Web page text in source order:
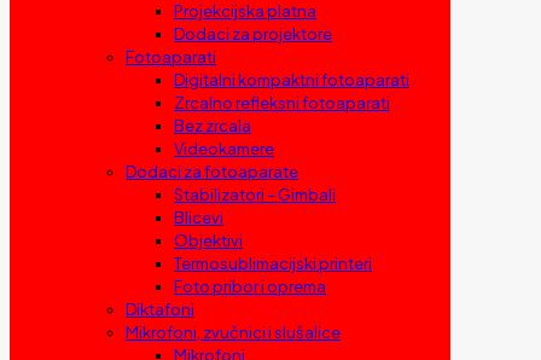
Projekcijska platna
Dodaci za projektore
Fotoaparati
Digitalni kompaktni fotoaparati
Zrcalno refleksni fotoaparati
Bez zrcala
Videokamere
Dodaci za fotoaparate
Stabilizatori – Gimbali
Blicevi
Objektivi
Termosublimacijski printeri
Foto pribor i oprema
Diktafoni
Mikrofoni, zvučnici i slušalice
Mikrofoni